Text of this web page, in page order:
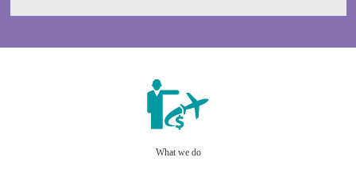
What we do